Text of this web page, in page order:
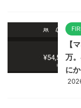
【
万
に